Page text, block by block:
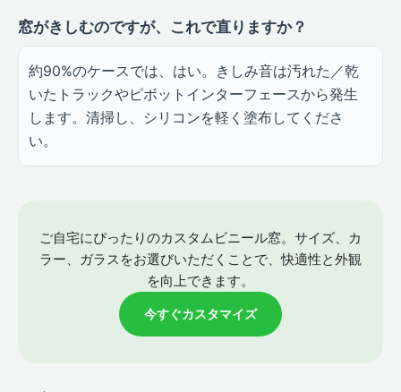
窓がきしむのですが、これで直りますか？
約90%のケースでは、はい。きしみ音は汚れた／乾
いたトラックやピボットインターフェースから発生
します。清掃し、シリコンを軽く塗布してくださ
い。
ご自宅にぴったりのカスタムビニール窓。サイズ、カ
ラー、ガラスをお選びいただくことで、快適性と外観
を向上できます。
今すぐカスタマイズ